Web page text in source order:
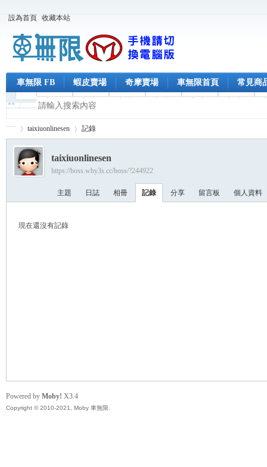
設為首頁 收藏本站
車無限 FB 蝦皮賣場 奇摩賣場 車無限首頁 常見商
›
taixiuonlinesen 記錄
taixiuonlinesen
https://boss.why3s.cc/boss/?244922
主題 日誌 相冊 記錄 分享 留言板 個人資料
現在還沒有記錄
Powered by Moby! X3.4
Copyright © 2010-2021, Moby 車無限.